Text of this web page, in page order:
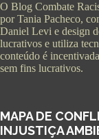
O Blog Combate
por Tania Pacheco,
Daniel Levi e design
lucrativos e utiliza
conteúdo é
sem fins lucrativos.
MAPA DE
INJUSTIÇA